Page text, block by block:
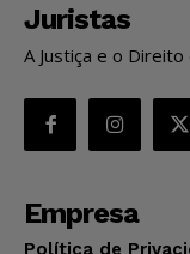
Juristas
A Justiça e o Direito
Empresa
Política de